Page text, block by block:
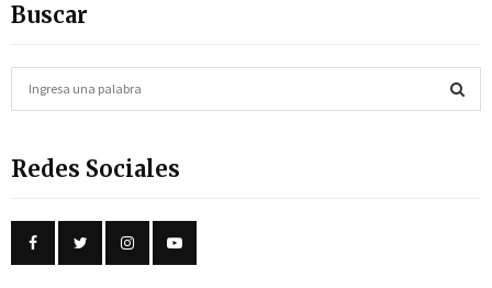
Buscar
c
f
r
Redes Sociales